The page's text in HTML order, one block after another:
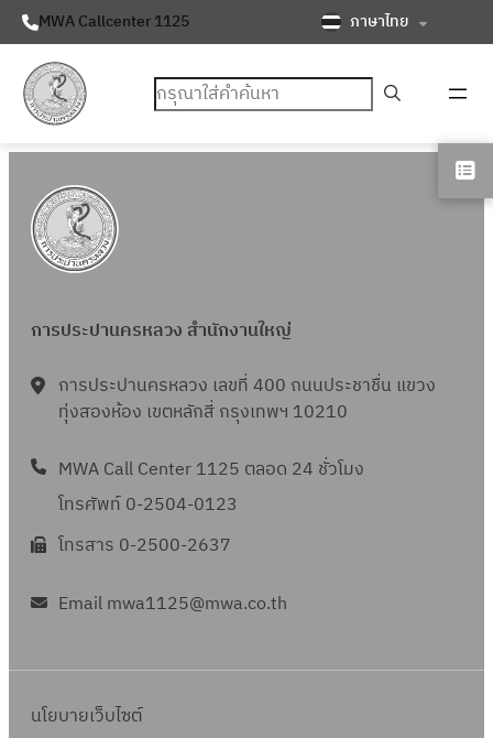
MWA Callcenter 1125 ภาษาไทย
ค้นหา
การประปานครหลวง สำนักงานใหญ่
การประปานครหลวง เลขที่ 400 ถนนประชาชื่น แขวง
ทุ่งสองห้อง เขตหลักสี่ กรุงเทพฯ 10210
MWA Call Center 1125 ตลอด 24 ชั่วโมง
โทรศัพท์ 0-2504-0123
โทรสาร 0-2500-2637
Email mwa1125@mwa.co.th
นโยบายเว็บไซต์